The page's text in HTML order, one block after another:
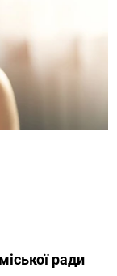
ради